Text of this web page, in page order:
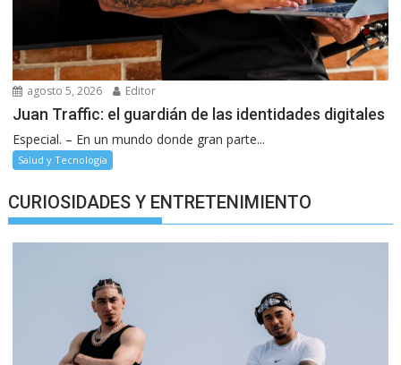
agosto 5, 2026 Editor
Juan Traffic: el guardián de las identidades digitales
Especial. – En un mundo donde gran parte...
Salud y Tecnología
CURIOSIDADES Y ENTRETENIMIENTO